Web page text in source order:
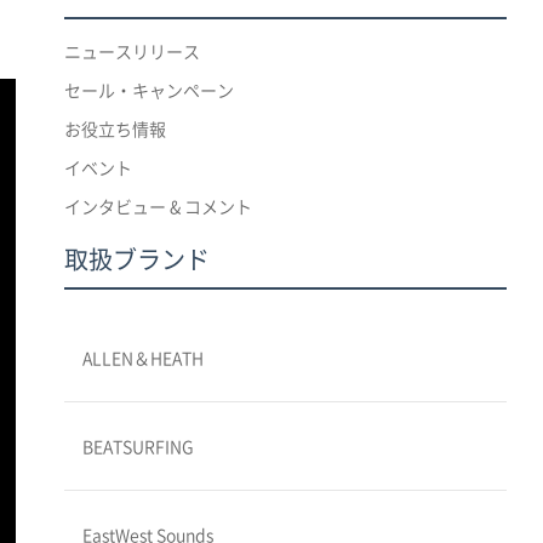
ニュースリリース
セール・キャンペーン
お役立ち情報
イベント
インタビュー & コメント
取扱ブランド
ALLEN＆HEATH
BEATSURFING
EastWest Sounds